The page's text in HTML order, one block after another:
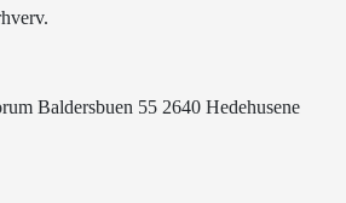
Baldersbuen 55 2640 Hedehusene